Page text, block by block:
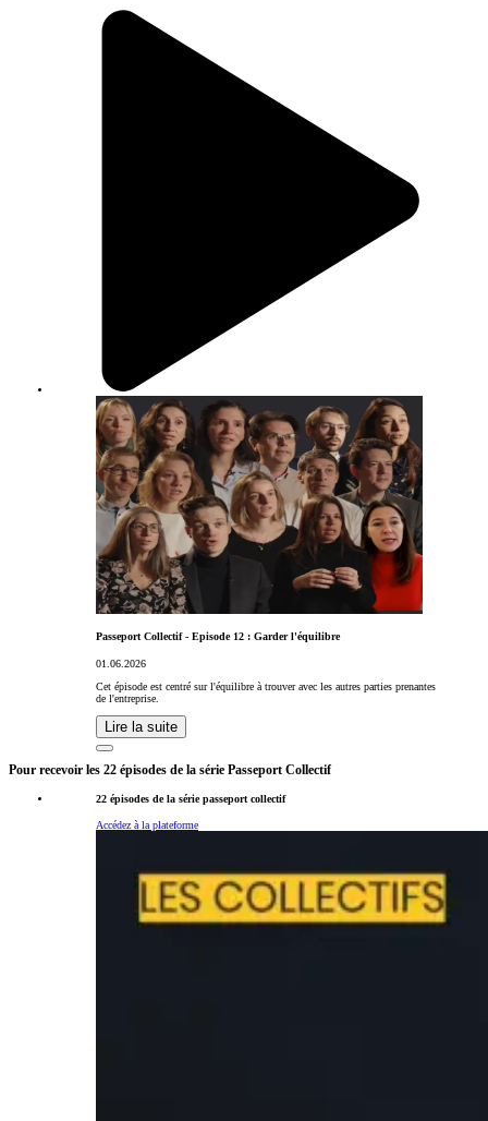
Passeport Collectif - Episode 12 : Garder l'équilibre
01.06.2026
Cet épisode est centré sur l'équilibre à trouver avec les autres parties prenantes
de l'entreprise.
Lire la suite
Pour recevoir les 22 épisodes de la série Passeport Collectif
22 épisodes de la série passeport collectif
Accédez à la plateforme